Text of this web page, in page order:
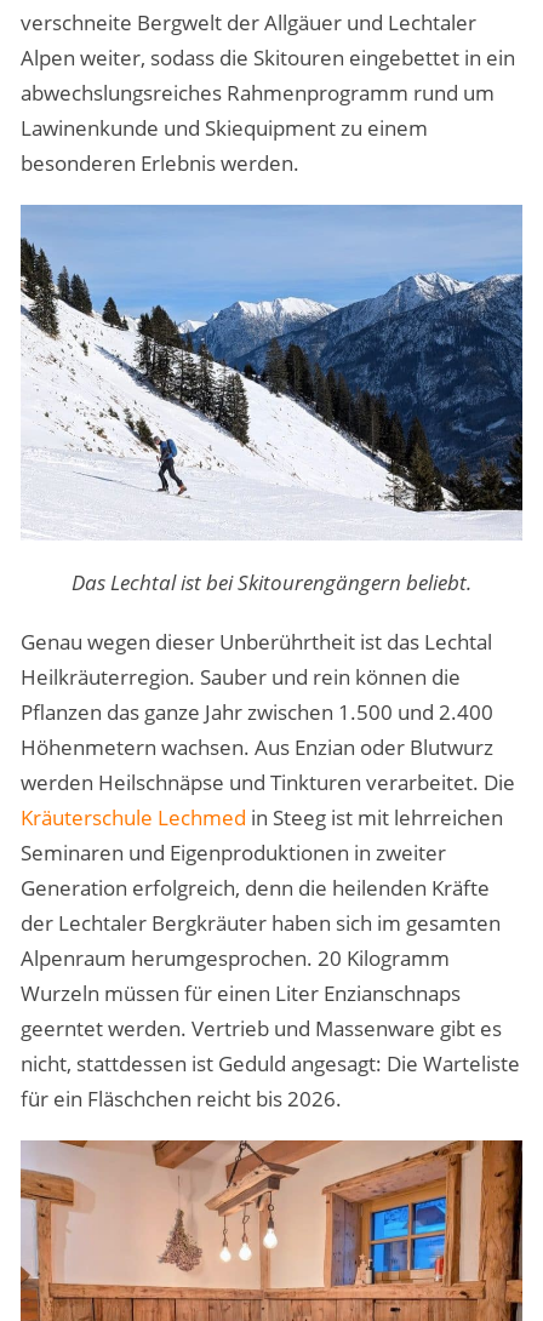
verschneite Bergwelt der Allgäuer und Lechtaler
Alpen weiter, sodass die Skitouren eingebettet in ein
abwechslungsreiches Rahmenprogramm rund um
Lawinenkunde und Skiequipment zu einem
besonderen Erlebnis werden.
Das Lechtal ist bei Skitourengängern beliebt.
Genau wegen dieser Unberührtheit ist das Lechtal
Heilkräuterregion. Sauber und rein können die
Pflanzen das ganze Jahr zwischen 1.500 und 2.400
Höhenmetern wachsen. Aus Enzian oder Blutwurz
werden Heilschnäpse und Tinkturen verarbeitet. Die
Kräuterschule Lechmed in Steeg ist mit lehrreichen
Seminaren und Eigenproduktionen in zweiter
Generation erfolgreich, denn die heilenden Kräfte
der Lechtaler Bergkräuter haben sich im gesamten
Alpenraum herumgesprochen. 20 Kilogramm
Wurzeln müssen für einen Liter Enzianschnaps
geerntet werden. Vertrieb und Massenware gibt es
nicht, stattdessen ist Geduld angesagt: Die Warteliste
für ein Fläschchen reicht bis 2026.